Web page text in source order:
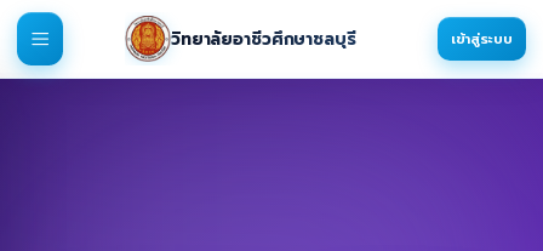
วิทยาลัยอาชีวศึกษาชลบุรี เข้าสู่ระบบ